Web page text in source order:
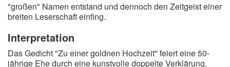
"großen" Namen entstand und dennoch den Zeitgeist einer
breiten Leserschaft einfing.
Interpretation
Das Gedicht "Zu einer goldnen Hochzeit" feiert eine 50-
jährige Ehe durch eine kunstvolle doppelte Verklärung.